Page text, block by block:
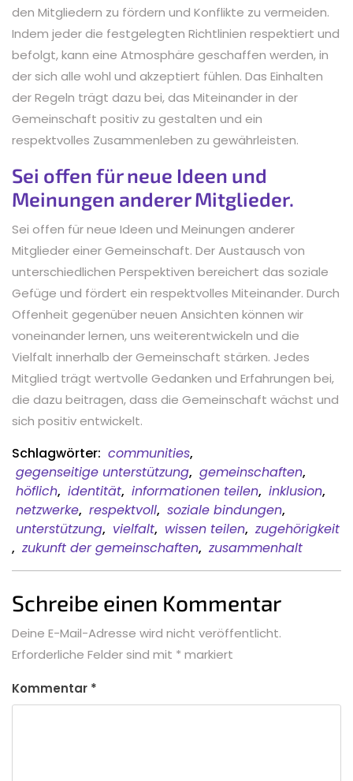
den Mitgliedern zu fördern und Konflikte zu vermeiden.
Indem jeder die festgelegten Richtlinien respektiert und
befolgt, kann eine Atmosphäre geschaffen werden, in
der sich alle wohl und akzeptiert fühlen. Das Einhalten
der Regeln trägt dazu bei, das Miteinander in der
Gemeinschaft positiv zu gestalten und ein
respektvolles Zusammenleben zu gewährleisten.
Sei offen für neue Ideen und
Meinungen anderer Mitglieder.
Sei offen für neue Ideen und Meinungen anderer
Mitglieder einer Gemeinschaft. Der Austausch von
unterschiedlichen Perspektiven bereichert das soziale
Gefüge und fördert ein respektvolles Miteinander. Durch
Offenheit gegenüber neuen Ansichten können wir
voneinander lernen, uns weiterentwickeln und die
Vielfalt innerhalb der Gemeinschaft stärken. Jedes
Mitglied trägt wertvolle Gedanken und Erfahrungen bei,
die dazu beitragen, dass die Gemeinschaft wächst und
sich positiv entwickelt.
Schlagwörter: communities,
gegenseitige unterstützung, gemeinschaften,
höflich, identität, informationen teilen, inklusion,
netzwerke, respektvoll, soziale bindungen,
unterstützung, vielfalt, wissen teilen, zugehörigkeit
, zukunft der gemeinschaften, zusammenhalt
Schreibe einen Kommentar
Deine E-Mail-Adresse wird nicht veröffentlicht.
Erforderliche Felder sind mit * markiert
Kommentar *